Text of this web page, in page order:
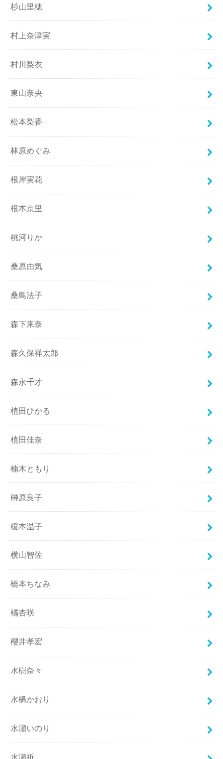
杉山里穂
村上奈津実
村川梨衣
東山奈央
松本梨香
林原めぐみ
根岸実花
根本京里
桃河りか
桑原由気
桑島法子
森下来奈
森久保祥太郎
森永千才
植田ひかる
植田佳奈
楠木ともり
榊原良子
榎本温子
横山智佐
橋本ちなみ
橘杏咲
櫻井孝宏
水樹奈々
水橋かおり
水瀬いのり
水瀬祈